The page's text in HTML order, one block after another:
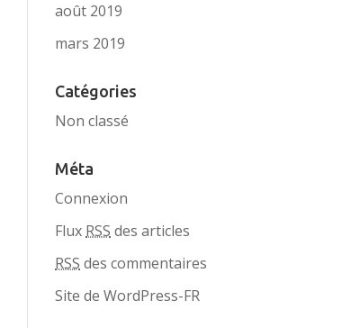
août 2019
mars 2019
Catégories
Non classé
Méta
Connexion
Flux RSS des articles
RSS des commentaires
Site de WordPress-FR